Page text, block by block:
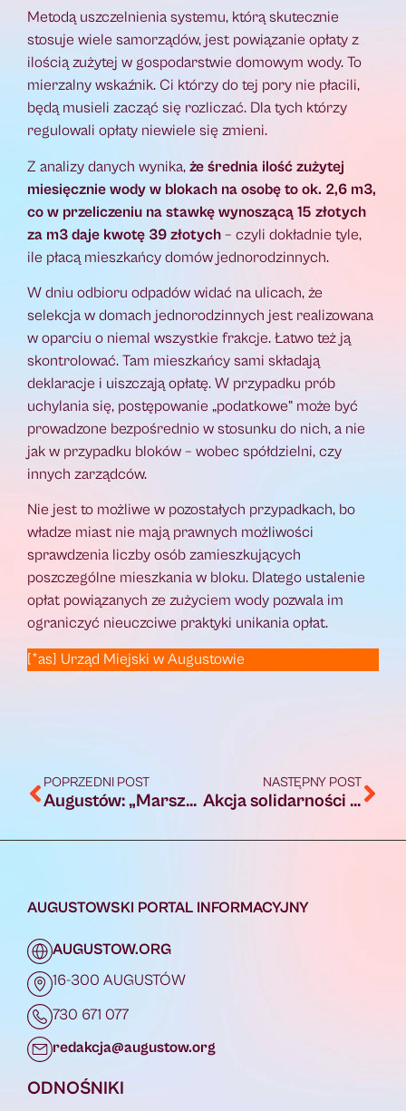
Metodą uszczelnienia systemu, którą skutecznie
stosuje wiele samorządów, jest powiązanie opłaty z
ilością zużytej w gospodarstwie domowym wody. To
mierzalny wskaźnik. Ci którzy do tej pory nie płacili,
będą musieli zacząć się rozliczać. Dla tych którzy
regulowali opłaty niewiele się zmieni.
Z analizy danych wynika, że średnia ilość zużytej
miesięcznie wody w blokach na osobę to ok. 2,6 m3,
co w przeliczeniu na stawkę wynoszącą 15 złotych
za m3 daje kwotę 39 złotych – czyli dokładnie tyle,
ile płacą mieszkańcy domów jednorodzinnych.
W dniu odbioru odpadów widać na ulicach, że
selekcja w domach jednorodzinnych jest realizowana
w oparciu o niemal wszystkie frakcje. Łatwo też ją
skontrolować. Tam mieszkańcy sami składają
deklaracje i uiszczają opłatę. W przypadku prób
uchylania się, postępowanie „podatkowe” może być
prowadzone bezpośrednio w stosunku do nich, a nie
jak w przypadku bloków – wobec spółdzielni, czy
innych zarządców.
Nie jest to możliwe w pozostałych przypadkach, bo
władze miast nie mają prawnych możliwości
sprawdzenia liczby osób zamieszkujących
poszczególne mieszkania w bloku. Dlatego ustalenie
opłat powiązanych ze zużyciem wody pozwala im
ograniczyć nieuczciwe praktyki unikania opłat.
[*as] Urząd Miejski w Augustowie
POPRZEDNI POST
Augustów: „Marszałek Koronny Aleksander Chodkiewicz” – wykład historyczny Tadeusza Fudakowskiego
NASTĘPNY POST
Akcja solidarności z Poczobutem w Białymstoku: trzeba głośno mówić o problemie więźniów politycznych
AUGUSTOWSKI PORTAL INFORMACYJNY
AUGUSTOW.ORG
16-300 AUGUSTÓW
730 671 077
redakcja@augustow.org
ODNOŚNIKI